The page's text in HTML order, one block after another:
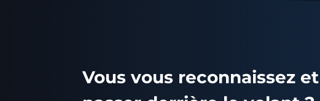
Vous vous reconnaissez